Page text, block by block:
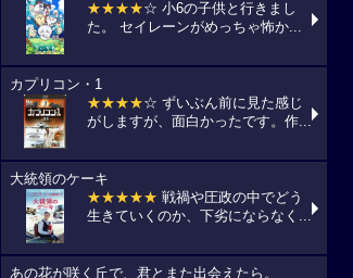
★★★★☆ 小6の子供と行きまし
た。 セイレーンがめっちゃ怖か...
カプリコン・1
★★★★☆ ずいぶん前に見た感じ
がしますが、面白かったです。作...
大統領のケーキ
★★★★★ 戦禍や圧政の中でどう
生きていくのか、下劣にならなく...
あの花が咲く丘で、君とまた出会えたら。